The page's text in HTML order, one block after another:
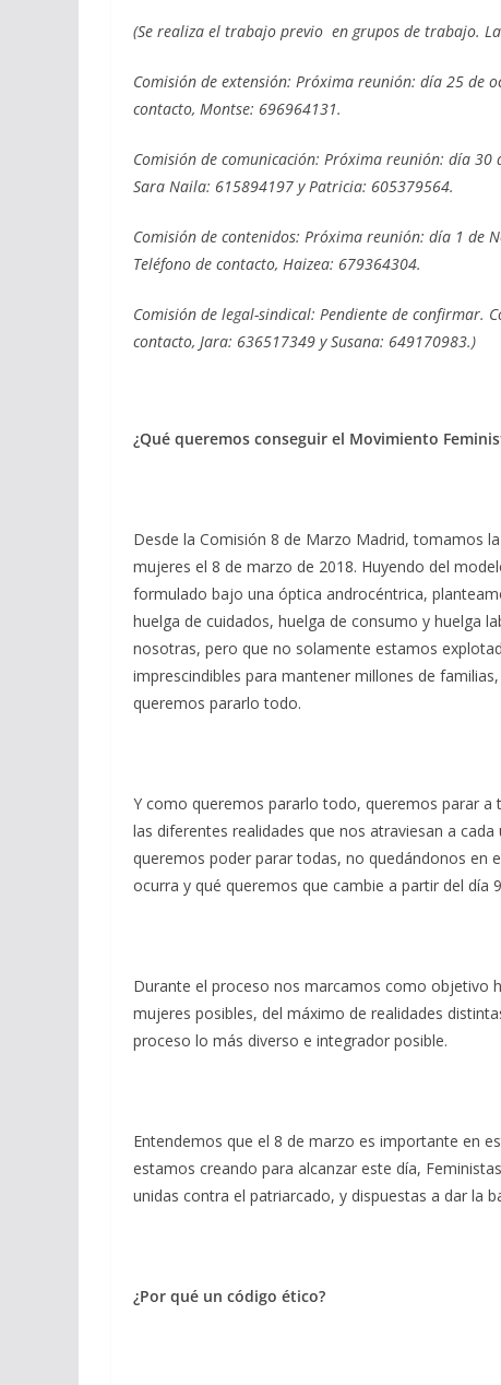
(Se realiza el trabajo previo en grupos de trabajo.
Comisión de extensión: Próxima reunión: día 25 de
contacto, Montse: 696964131.
Comisión de comunicación: Próxima reunión: día
Sara Naila: 615894197 y Patricia: 605379564.
Comisión de contenidos: Próxima reunión: día 1 de
Teléfono de contacto, Haizea: 679364304.
Comisión de legal-sindical: Pendiente de confirmar.
contacto, Jara: 636517349 y Susana: 649170983.)
¿Qué queremos conseguir el Movimiento
Desde la Comisión 8 de Marzo Madrid, tomamos
mujeres el 8 de marzo de 2018. Huyendo del
formulado bajo una óptica androcéntrica,
huelga de cuidados, huelga de consumo y huelga
nosotras, pero que no solamente estamos
imprescindibles para mantener millones de
queremos pararlo todo.
Y como queremos pararlo todo, queremos parar a
las diferentes realidades que nos atraviesan a
queremos poder parar todas, no quedándonos en
ocurra y qué queremos que cambie a partir del día
Durante el proceso nos marcamos como objetivo
mujeres posibles, del máximo de realidades
proceso lo más diverso e integrador posible.
Entendemos que el 8 de marzo es importante en
estamos creando para alcanzar este día,
unidas contra el patriarcado, y dispuestas a dar la
¿Por qué un código ético?